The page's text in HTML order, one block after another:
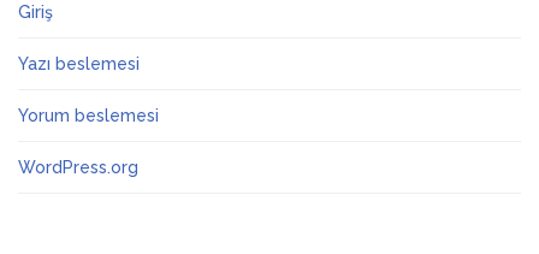
Giriş
Yazı beslemesi
Yorum beslemesi
WordPress.org